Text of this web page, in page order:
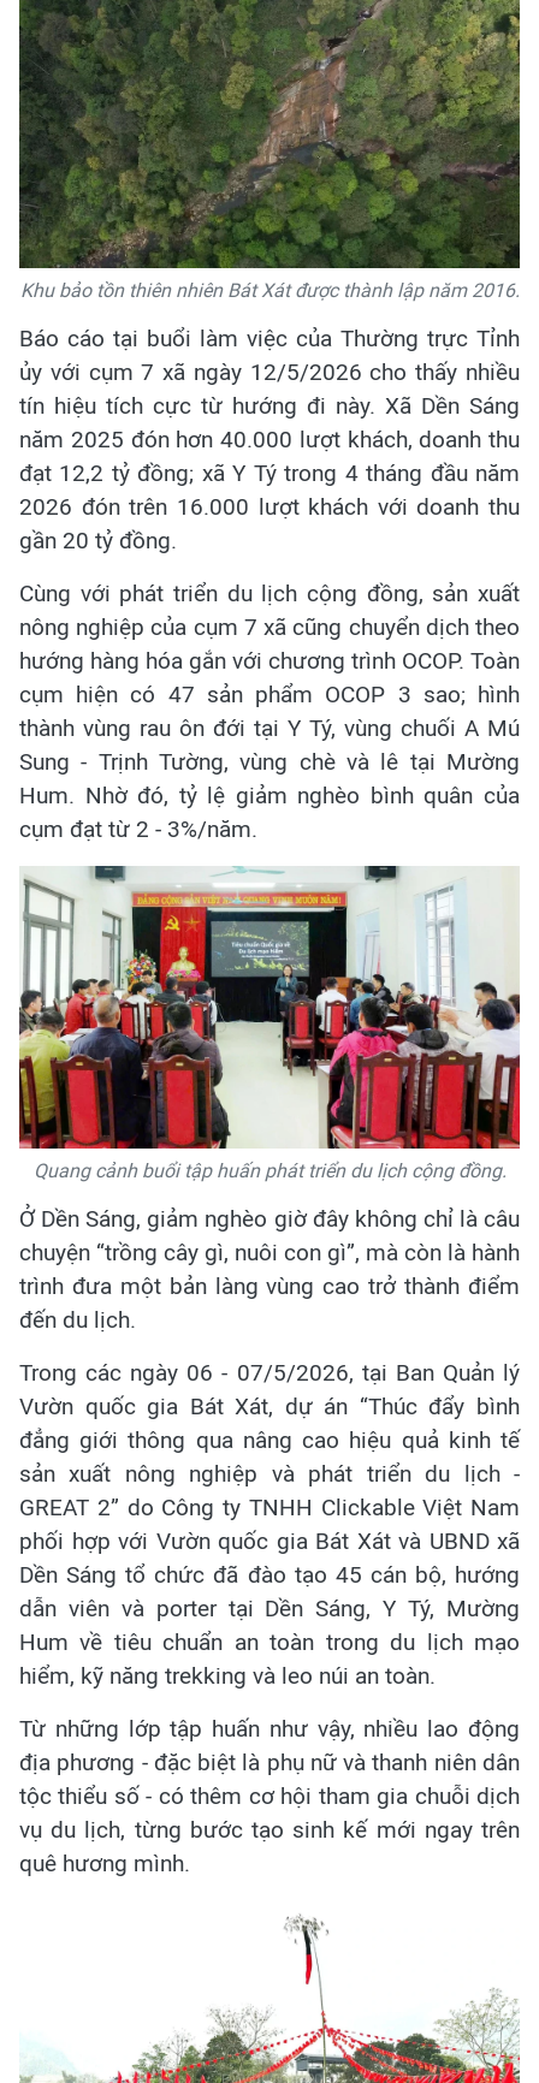
Khu bảo tồn thiên nhiên Bát Xát được thành lập năm 2016.
Báo cáo tại buổi làm việc của Thường trực Tỉnh
ủy với cụm 7 xã ngày 12/5/2026 cho thấy nhiều
tín hiệu tích cực từ hướng đi này. Xã Dền Sáng
năm 2025 đón hơn 40.000 lượt khách, doanh thu
đạt 12,2 tỷ đồng; xã Y Tý trong 4 tháng đầu năm
2026 đón trên 16.000 lượt khách với doanh thu
gần 20 tỷ đồng.
Cùng với phát triển du lịch cộng đồng, sản xuất
nông nghiệp của cụm 7 xã cũng chuyển dịch theo
hướng hàng hóa gắn với chương trình OCOP. Toàn
cụm hiện có 47 sản phẩm OCOP 3 sao; hình
thành vùng rau ôn đới tại Y Tý, vùng chuối A Mú
Sung - Trịnh Tường, vùng chè và lê tại Mường
Hum. Nhờ đó, tỷ lệ giảm nghèo bình quân của
cụm đạt từ 2 - 3%/năm.
Quang cảnh buổi tập huấn phát triển du lịch cộng đồng.
Ở Dền Sáng, giảm nghèo giờ đây không chỉ là câu
chuyện “trồng cây gì, nuôi con gì”, mà còn là hành
trình đưa một bản làng vùng cao trở thành điểm
đến du lịch.
Trong các ngày 06 - 07/5/2026, tại Ban Quản lý
Vườn quốc gia Bát Xát, dự án “Thúc đẩy bình
đẳng giới thông qua nâng cao hiệu quả kinh tế
sản xuất nông nghiệp và phát triển du lịch -
GREAT 2” do Công ty TNHH Clickable Việt Nam
phối hợp với Vườn quốc gia Bát Xát và UBND xã
Dền Sáng tổ chức đã đào tạo 45 cán bộ, hướng
dẫn viên và porter tại Dền Sáng, Y Tý, Mường
Hum về tiêu chuẩn an toàn trong du lịch mạo
hiểm, kỹ năng trekking và leo núi an toàn.
Từ những lớp tập huấn như vậy, nhiều lao động
địa phương - đặc biệt là phụ nữ và thanh niên dân
tộc thiểu số - có thêm cơ hội tham gia chuỗi dịch
vụ du lịch, từng bước tạo sinh kế mới ngay trên
quê hương mình.